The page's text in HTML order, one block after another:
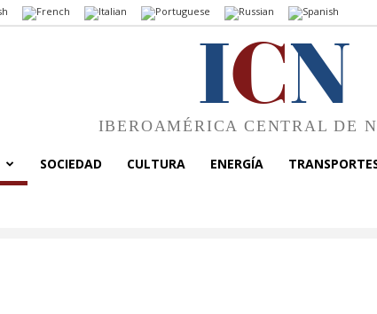
ICN
IBEROAMÉRICA CENTRAL DE
SOCIEDAD CULTURA ENERGÍA